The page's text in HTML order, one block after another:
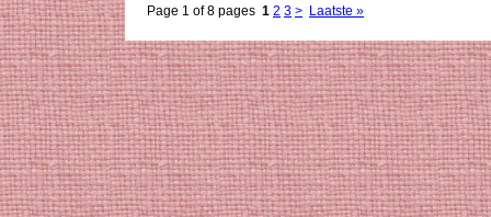
Page 1 of 8 pages 1 2 3 > Laatste »